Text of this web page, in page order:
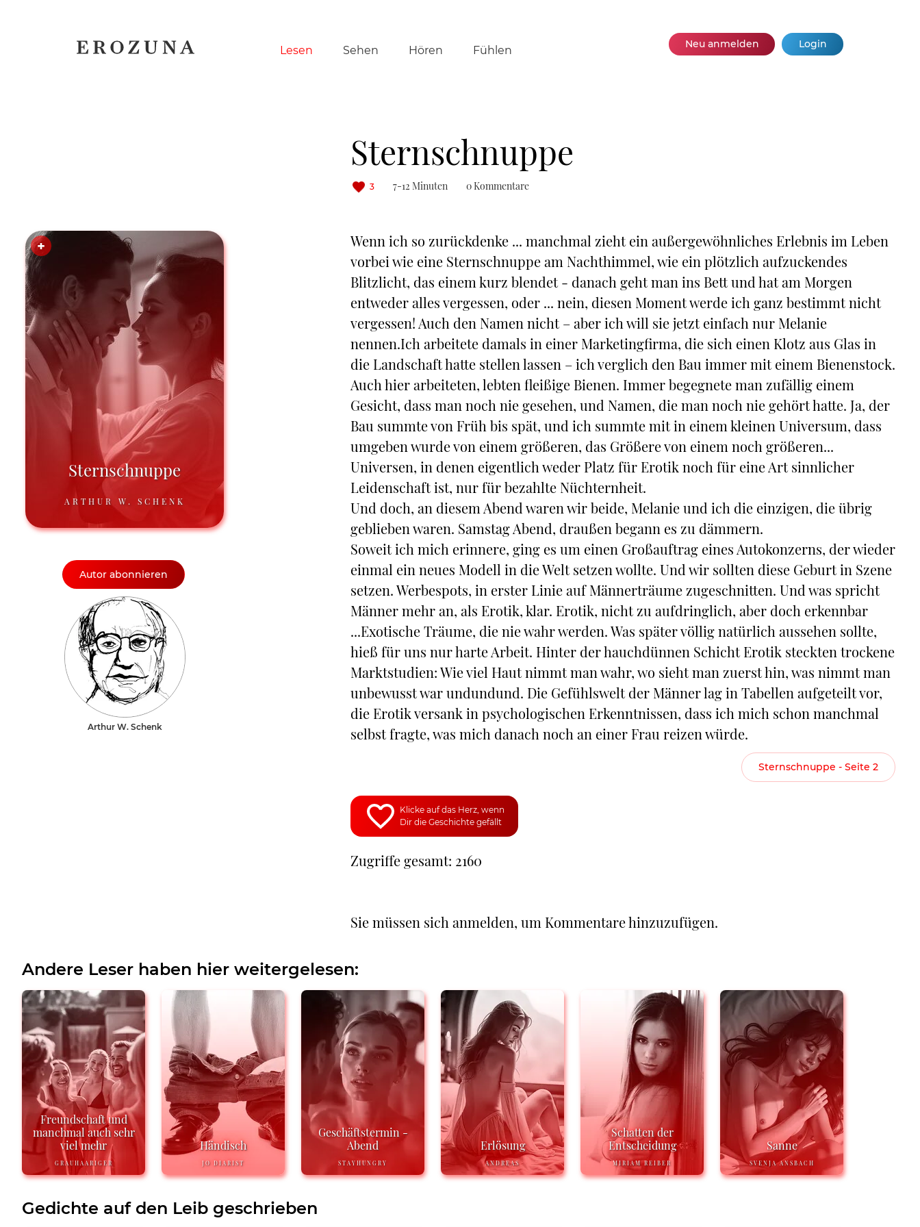
Navigation
Lesen Sehen Hören Fühlen Neu anmelden Login
Sternschnuppe
3 7-12 Minuten 0 Kommentare
Sternschnuppe
ARTHUR W. SCHENK
Autor abonnieren
Arthur W. Schenk
Wenn ich so zurückdenke ... manchmal zieht ein außergewöhnliches Erlebnis im Leben
vorbei wie eine Sternschnuppe am Nachthimmel, wie ein plötzlich aufzuckendes
Blitzlicht, das einem kurz blendet - danach geht man ins Bett und hat am Morgen
entweder alles vergessen, oder ... nein, diesen Moment werde ich ganz bestimmt nicht
vergessen! Auch den Namen nicht – aber ich will sie jetzt einfach nur Melanie
nennen.Ich arbeitete damals in einer Marketingfirma, die sich einen Klotz aus Glas in
die Landschaft hatte stellen lassen – ich verglich den Bau immer mit einem Bienenstock.
Auch hier arbeiteten, lebten fleißige Bienen. Immer begegnete man zufällig einem
Gesicht, dass man noch nie gesehen, und Namen, die man noch nie gehört hatte. Ja, der
Bau summte von Früh bis spät, und ich summte mit in einem kleinen Universum, dass
umgeben wurde von einem größeren, das Größere von einem noch größeren...
Universen, in denen eigentlich weder Platz für Erotik noch für eine Art sinnlicher
Leidenschaft ist, nur für bezahlte Nüchternheit.
Und doch, an diesem Abend waren wir beide, Melanie und ich die einzigen, die übrig
geblieben waren. Samstag Abend, draußen begann es zu dämmern.
Soweit ich mich erinnere, ging es um einen Großauftrag eines Autokonzerns, der wieder
einmal ein neues Modell in die Welt setzen wollte. Und wir sollten diese Geburt in Szene
setzen. Werbespots, in erster Linie auf Männerträume zugeschnitten. Und was spricht
Männer mehr an, als Erotik, klar. Erotik, nicht zu aufdringlich, aber doch erkennbar
...Exotische Träume, die nie wahr werden. Was später völlig natürlich aussehen sollte,
hieß für uns nur harte Arbeit. Hinter der hauchdünnen Schicht Erotik steckten trockene
Marktstudien: Wie viel Haut nimmt man wahr, wo sieht man zuerst hin, was nimmt man
unbewusst war undundund. Die Gefühlswelt der Männer lag in Tabellen aufgeteilt vor,
die Erotik versank in psychologischen Erkenntnissen, dass ich mich schon manchmal
selbst fragte, was mich danach noch an einer Frau reizen würde.
Sternschnuppe - Seite 2
Klicke auf das Herz, wenn
Dir die Geschichte gefällt
Zugriffe gesamt: 2160
Sie müssen sich anmelden, um Kommentare hinzuzufügen.
Andere Leser haben hier weitergelesen:
Freundschaft und
manchmal auch sehr
viel mehr
GRAUHAARIGER
Händisch
JO DIARIST
Geschäftstermin -
Abend
STAYHUNGRY
Erlösung
ANDREAS
Schatten der
Entscheidung
MIRIAM REIBER
Sanne
SVENJA ANSBACH
Gedichte auf den Leib geschrieben